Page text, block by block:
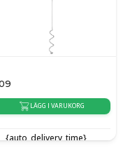
LÄGG I VARUKORG
{auto_delivery_time}